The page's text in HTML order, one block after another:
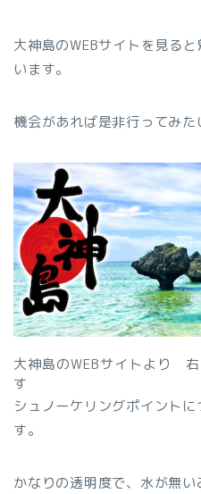
大神島のWEBサイトを見る
います。
機会があれば是非行ってみた
大神島のWEBサイトより
す
シュノーケリングポイント
す。
かなりの透明度で、水が無い